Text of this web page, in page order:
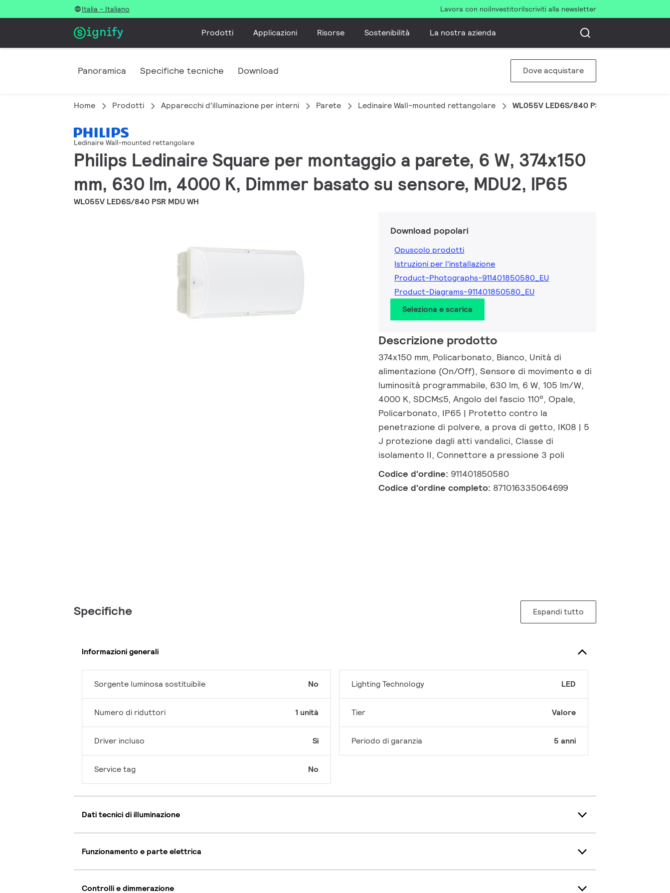
Italia - Italiano Lavora con noiInvestitoriIscriviti alla newsletter
Prodotti Applicazioni Risorse Sostenibilità La nostra azienda
Panoramica Specifiche tecniche Download Dove acquistare
Home Prodotti Apparecchi d'illuminazione per interni Parete Ledinaire Wall-mounted rettangolare WL055V LED6S/840 PSR MDU WH
Ledinaire Wall-mounted rettangolare
Philips Ledinaire Square per montaggio a parete, 6 W, 374x150
mm, 630 lm, 4000 K, Dimmer basato su sensore, MDU2, IP65
WL055V LED6S/840 PSR MDU WH
Download popolari
Opuscolo prodotti
Istruzioni per l'installazione
Product-Photographs-911401850580_EU
Product-Diagrams-911401850580_EU
Seleziona e scarica
Descrizione prodotto
374x150 mm, Policarbonato, Bianco, Unità di
alimentazione (On/Off), Sensore di movimento e di
luminosità programmabile, 630 lm, 6 W, 105 lm/W,
4000 K, SDCM≤5, Angolo del fascio 110°, Opale,
Policarbonato, IP65 | Protetto contro la
penetrazione di polvere, a prova di getto, IK08 | 5
J protezione dagli atti vandalici, Classe di
isolamento II, Connettore a pressione 3 poli
Codice d'ordine: 911401850580
Codice d'ordine completo: 871016335064699
Specifiche Espandi tutto
Informazioni generali
Sorgente luminosa sostituibile No
Numero di riduttori 1 unità
Driver incluso Sì
Service tag No
Lighting Technology LED
Tier Valore
Periodo di garanzia 5 anni
Dati tecnici di illuminazione
Funzionamento e parte elettrica
Controlli e dimmerazione